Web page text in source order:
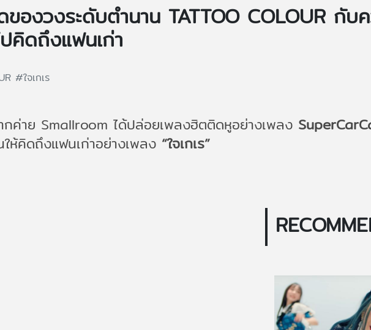
ของวงระดับตำนาน TATTOO COLOUR กับ
คิดถึงแฟนเก่า
#ใจเกเร
ค่าย Smallroom ได้ปล่อยเพลงฮิตติดหูอย่างเพลง
ห้คิดถึงแฟนเก่าอย่างเพลง “ใจเกเร”